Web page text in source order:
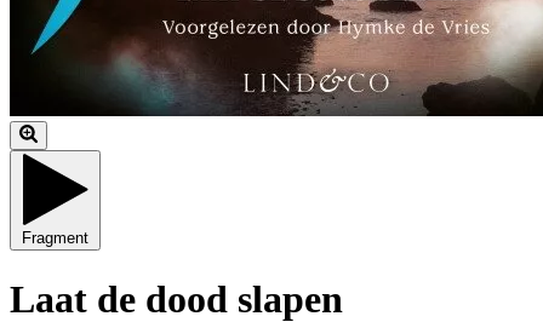
Fragment
Laat de dood slapen